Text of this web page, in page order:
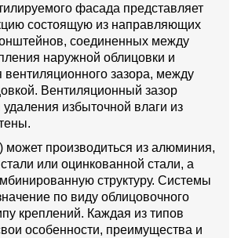
фасада представляет
состоящую из направляющих
соединенных между
наружной облицовки и
зазора, между
Вентиляционный зазор
избыточной влаги из
производиться из алюминия,
или оцинкованной стали, а
структуру. Системы
по виду облицовочного
креплений. Каждая из типов
особенности, преимущества и